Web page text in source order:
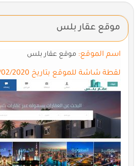
موقع عقار بلس
اسم الموقع:موقع عقار بلس
لقطة شاشة للموقع بتاريخ 26/02/2020